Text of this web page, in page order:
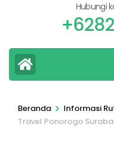
Hubungi
Beranda > Informasi
Travel Ponorogo